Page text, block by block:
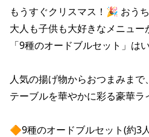
せんと
海老どて食堂
業績推移
財政状況
株式情報
IRライブラリ
決算短信
有価証券報告書等法定
株価情報
ご意見・アンケート（ご
プライバシーポリシー
リンク集
サイトマップ
もうすぐクリスマス！🎉 おう
大人も子供も大好きなメニュー
「9種のオードブルセット」は
人気の揚げ物からおつまみまで、
テーブルを華やかに彩る豪華
🔶9種のオードブルセット(約3